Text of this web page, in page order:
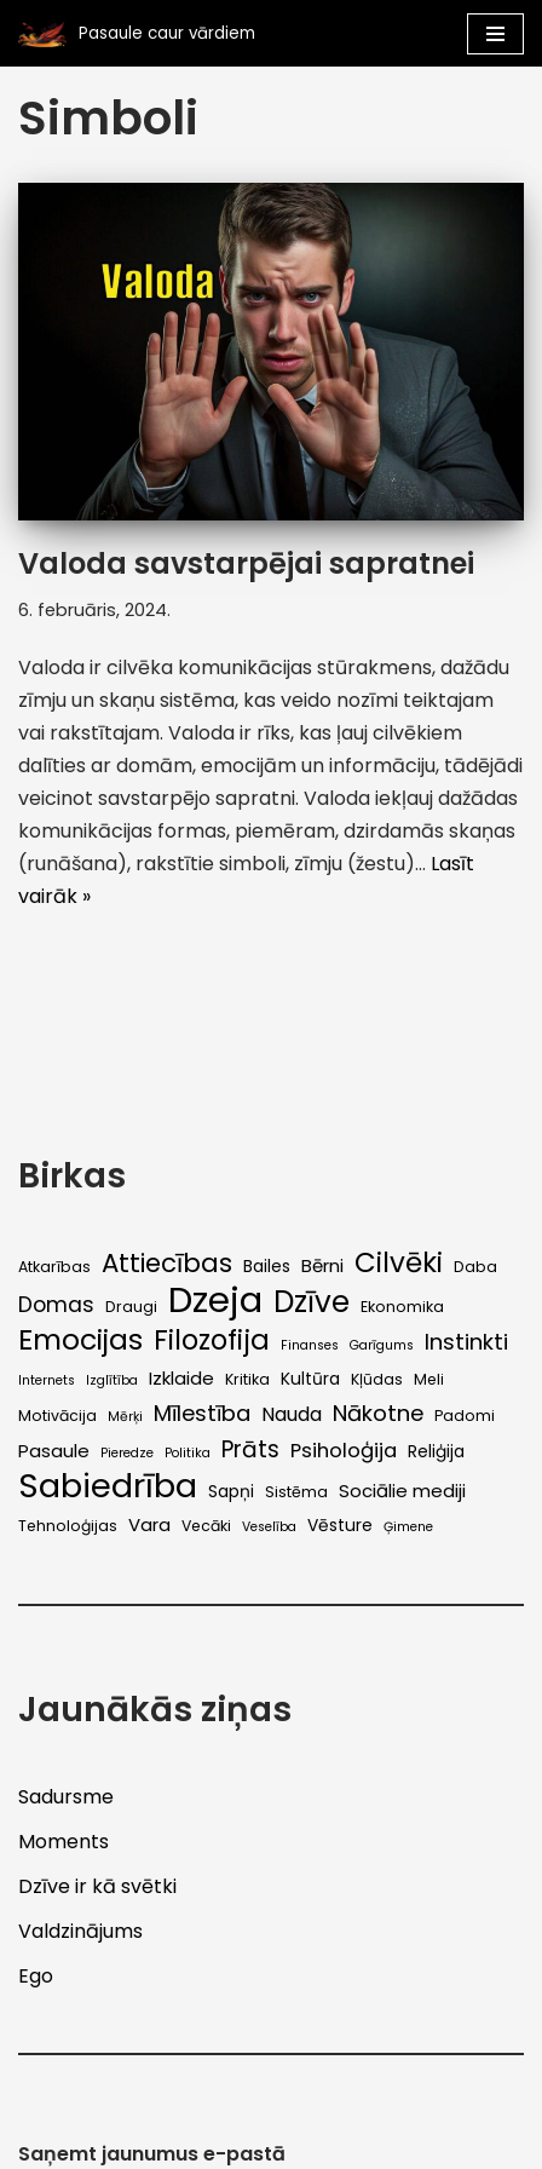
Skip
to
content
Pasaule caur vārdiem
Simboli
Valoda savstarpējai sapratnei
6. februāris, 2024.
Valoda ir cilvēka komunikācijas stūrakmens, dažādu
zīmju un skaņu sistēma, kas veido nozīmi teiktajam
vai rakstītajam. Valoda ir rīks, kas ļauj cilvēkiem
dalīties ar domām, emocijām un informāciju, tādējādi
veicinot savstarpējo sapratni. Valoda iekļauj dažādas
komunikācijas formas, piemēram, dzirdamās skaņas
(runāšana), rakstītie simboli, zīmju (žestu)… Lasīt
vairāk »
Birkas
Atkarības Attiecības Bailes Bērni Cilvēki Daba
Domas Draugi Dzeja Dzīve Ekonomika
Emocijas Filozofija Finanses Garīgums Instinkti
Internets Izglītība Izklaide Kritika Kultūra Kļūdas Meli
Motivācija
Mērķi Mīlestība Nauda Nākotne Padomi
Pasaule Pieredze Politika Prāts Psiholoģija Reliģija
Sabiedrība Sapņi Sistēma Sociālie mediji
Tehnoloģijas Vara Vecāki Veselība Vēsture Ģimene
Jaunākās ziņas
Sadursme
Moments
Dzīve ir kā svētki
Valdzinājums
Ego
Saņemt jaunumus e-pastā